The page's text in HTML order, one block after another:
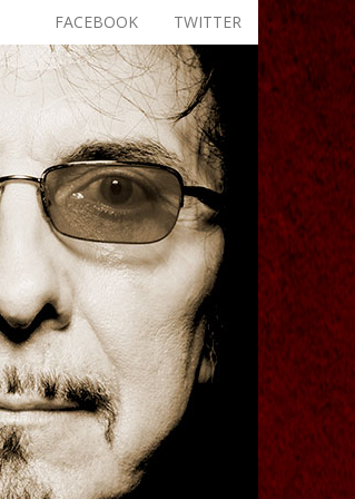
TWITTER
FACEBOOK